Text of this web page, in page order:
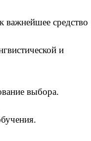
важнейшее средство
и
выбора.